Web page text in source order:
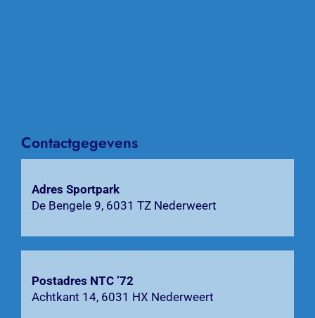
Activiteiten
Bardienst
Contact
Zoeken
naar:
Contactgegevens
Adres Sportpark
De Bengele 9, 6031 TZ Nederweert
Postadres NTC ’72
Achtkant 14, 6031 HX Nederweert